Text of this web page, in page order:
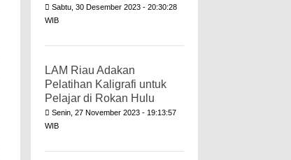
Sabtu, 30 Desember 2023 - 20:30:28
WIB
LAM Riau Adakan
Pelatihan Kaligrafi untuk
Pelajar di Rokan Hulu
Senin, 27 November 2023 - 19:13:57
WIB